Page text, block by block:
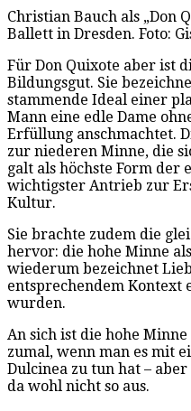
Christian Bauch als „Don
Ballett in Dresden. Foto:
Für Don Quixote aber ist
Bildungsgut. Sie
stammende Ideal einer
Mann eine edle Dame
Erfüllung anschmachtet.
zur niederen Minne, die
galt als höchste Form der
wichtigster Antrieb zur
Kultur.
Sie brachte zudem die
hervor: die hohe Minne
wiederum bezeichnet
entsprechendem Kontext
wurden.
An sich ist die hohe
zumal, wenn man es mit
Dulcinea zu tun hat –
da wohl nicht so aus.